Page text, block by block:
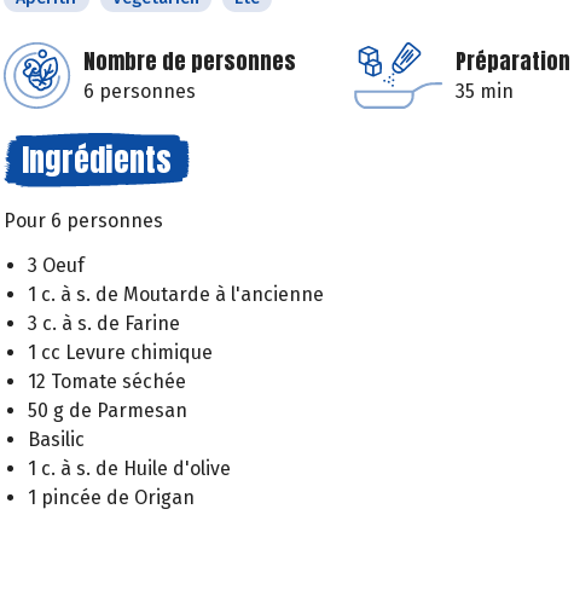
Nombre de personnes
6 personnes
Préparation
35 min
Ingrédients
Pour 6 personnes
3 Oeuf
1 c. à s. de Moutarde à l'ancienne
3 c. à s. de Farine
1 cc Levure chimique
12 Tomate séchée
50 g de Parmesan
Basilic
1 c. à s. de Huile d'olive
1 pincée de Origan